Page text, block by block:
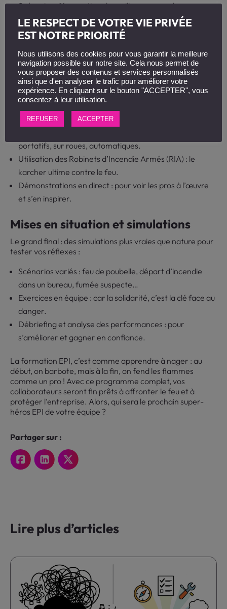
Scénarios d’évacuation : le meilleur moyen de ne pas
perdre son sang-froid le jour J.
Apprentissage des gestes qui sauvent : car être un
Manipulation des extincteurs, RIA,
démonstrations
Les extincteurs, ce ne sont pas que des objets déco rouges
dans les couloirs. Apprenez à les dompter :
portatifs, sur roues, automatiques.
Utilisation des Robinets d’Incendie Armés (RIA) : le
karcher ultime contre le feu.
Démonstrations en direct : pour voir les pros à l’œuvre
et s’en inspirer.
Mises en situation et simulations
Le grand final : des simulations plus vraies que nature pour
tester vos réflexes :
Scénarios variés : feu de poubelle, départ d’incendie
dans un bureau, fumée suspecte…
Exercices en équipe : car la solidarité, c’est la clé face au
danger.
Débriefing et analyse des performances : pour
s’améliorer et gagner en confiance.
La formation EPI, c’est comme apprendre à nager : au
début, on barbote, mais à la fin, on fend les flammes
comme un pro ! Avec ce programme complet, vos
collaborateurs seront fin prêts à affronter le feu et à
protéger l’entreprise. Alors, qui sera le prochain super-
héros EPI de votre équipe ?
Partager sur :
Lire plus d’articles
LE RESPECT DE VOTRE VIE PRIVÉE
EST NOTRE PRIORITÉ
Nous utilisons des cookies pour vous garantir la meilleure
navigation possible sur notre site. Cela nous permet de
vous proposer des contenus et services personnalisés
ainsi que d'en analyser le trafic pour améliorer votre
expérience. En cliquant sur le bouton "ACCEPTER", vous
consentez à leur utilisation.
REFUSER ACCEPTER